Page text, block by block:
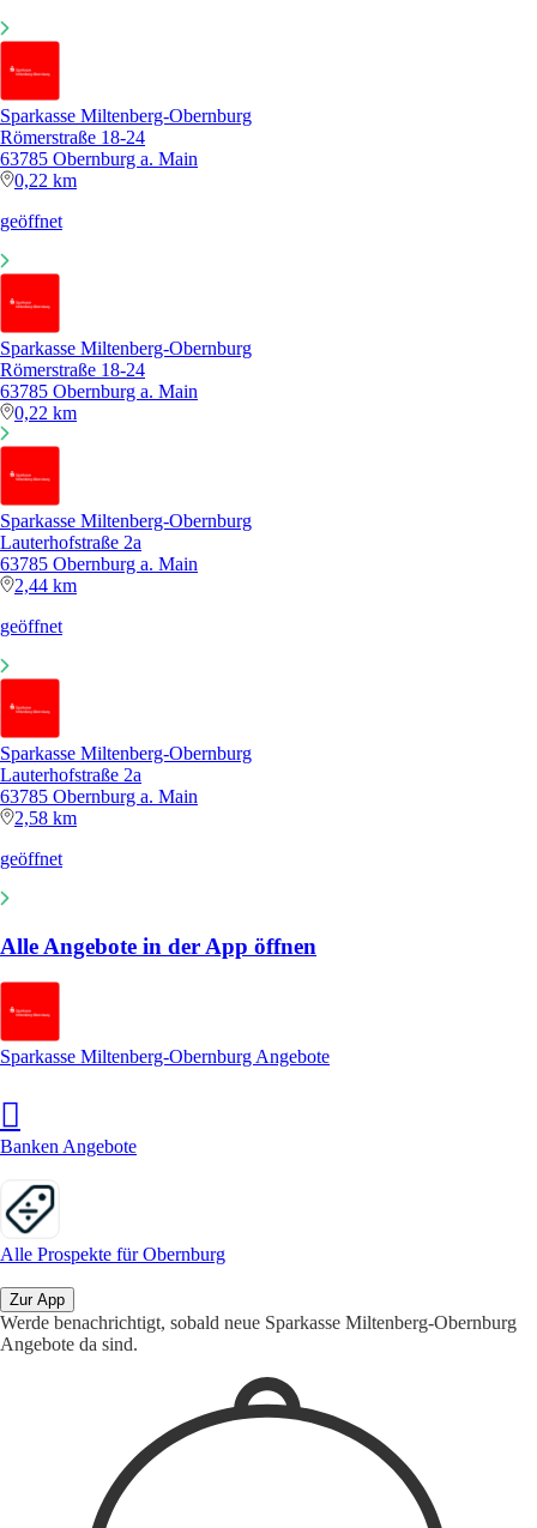
Sparkasse Miltenberg-Obernburg
Römerstraße 18-24
63785 Obernburg a. Main
0,22 km
geöffnet
Sparkasse Miltenberg-Obernburg
Römerstraße 18-24
63785 Obernburg a. Main
0,22 km
Sparkasse Miltenberg-Obernburg
Lauterhofstraße 2a
63785 Obernburg a. Main
2,44 km
geöffnet
Sparkasse Miltenberg-Obernburg
Lauterhofstraße 2a
63785 Obernburg a. Main
2,58 km
geöffnet
Alle Angebote in der App öffnen
Sparkasse Miltenberg-Obernburg Angebote
Banken Angebote
Alle Prospekte für Obernburg
Zur App
Werde benachrichtigt, sobald neue Sparkasse Miltenberg-Obernburg
Angebote da sind.